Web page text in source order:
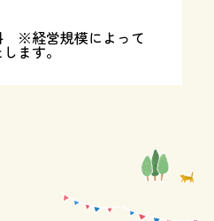
※経営規模によって
ます。